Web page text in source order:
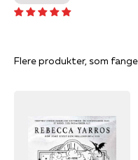
Flere produkter, som